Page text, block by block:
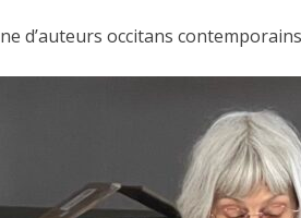
d’auteurs occitans